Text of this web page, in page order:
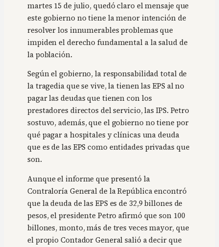
martes 15 de julio, quedó claro el mensaje que
este gobierno no tiene la menor intención de
resolver los innumerables problemas que
impiden el derecho fundamental a la salud de
la población.
Según el gobierno, la responsabilidad total de
la tragedia que se vive, la tienen las EPS al no
pagar las deudas que tienen con los
prestadores directos del servicio, las IPS. Petro
sostuvo, además, que el gobierno no tiene por
qué pagar a hospitales y clínicas una deuda
que es de las EPS como entidades privadas que
son.
Aunque el informe que presentó la
Contraloría General de la República encontró
que la deuda de las EPS es de 32,9 billones de
pesos, el presidente Petro afirmó que son 100
billones, monto, más de tres veces mayor, que
el propio Contador General salió a decir que